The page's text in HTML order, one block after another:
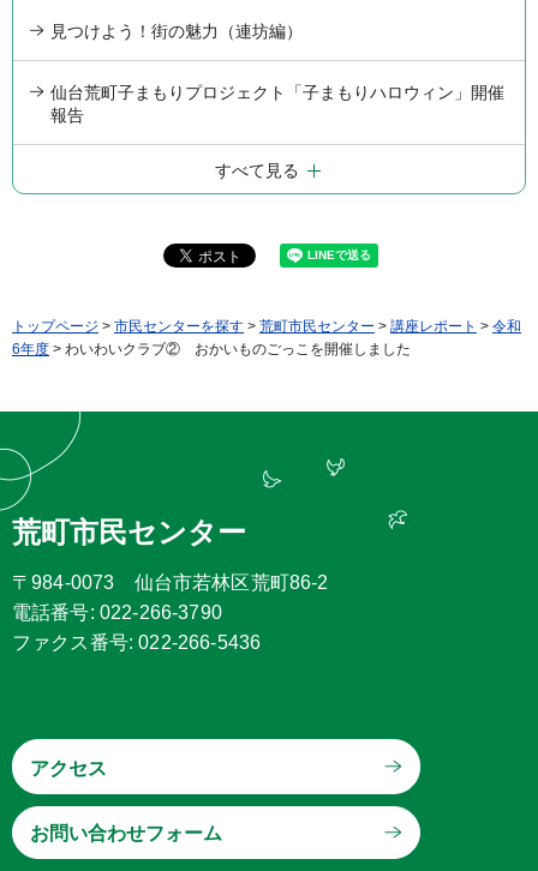
見つけよう！街の魅力（連坊編）
仙台荒町子まもりプロジェクト「子まもりハロウィン」開催
報告
すべて見る
トップページ > 市民センターを探す > 荒町市民センター > 講座レポート > 令和
6年度 > わいわいクラブ② おかいものごっこを開催しました
荒町市民センター
〒984-0073 仙台市若林区荒町86-2
電話番号: 022-266-3790
ファクス番号: 022-266-5436
アクセス